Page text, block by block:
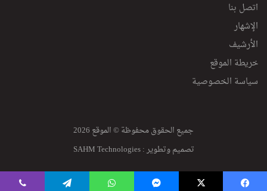
اتصل بنا
الإشهار
الأرشيف
خريطة الموقع
سياسة الخصوصية
جميع الحقوق محفوظة © الموقع 2026
تصميم وتطوير :SAHM Technologies